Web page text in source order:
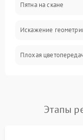
Пятна на скане
Искажение
Плохая
Этапы